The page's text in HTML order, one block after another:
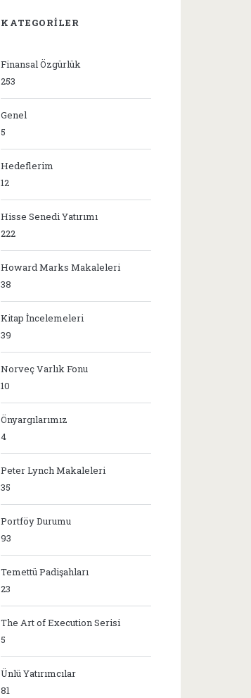
KATEGORILER
Finansal Özgürlük
253
Genel
5
Hedeflerim
12
Hisse Senedi Yatırımı
222
Howard Marks Makaleleri
38
Kitap İncelemeleri
39
Norveç Varlık Fonu
10
Önyargılarımız
4
Peter Lynch Makaleleri
35
Portföy Durumu
93
Temettü Padişahları
23
The Art of Execution Serisi
5
Ünlü Yatırımcılar
81